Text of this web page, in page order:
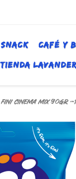
SNACK CAFÉ Y
TIENDA
FINI CINEMA MIX 90GR -